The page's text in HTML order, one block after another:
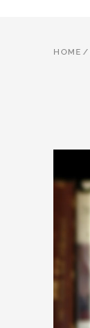
HOME /